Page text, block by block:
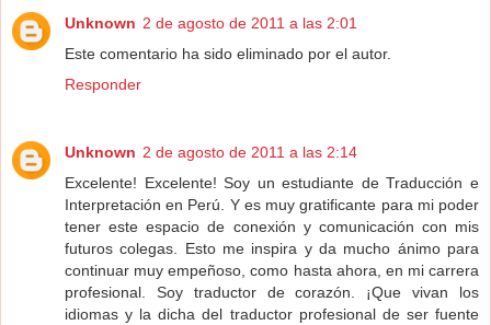
Unknown 2 de agosto de 2011 a las 2:01
Este comentario ha sido eliminado por el autor.
Responder
Unknown 2 de agosto de 2011 a las 2:14
Excelente! Excelente! Soy un estudiante de Traducción e
Interpretación en Perú. Y es muy gratificante para mi poder
tener este espacio de conexión y comunicación con mis
futuros colegas. Esto me inspira y da mucho ánimo para
continuar muy empeñoso, como hasta ahora, en mi carrera
profesional. Soy traductor de corazón. ¡Que vivan los
idiomas y la dicha del traductor profesional de ser fuente